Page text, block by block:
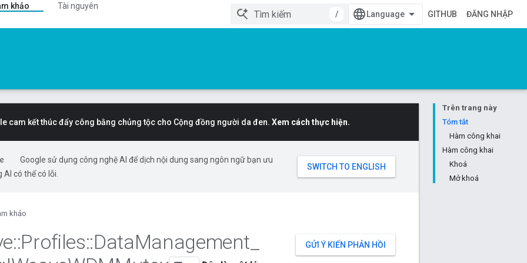
khảo
Tài nguyên
/
GITHUB ĐĂNG NHẬP
Trên trang này
Tóm tắt
Hàm công khai
Hàm công khai
Khoá
Mở khoá
cam kết thúc đẩy công bằng chủng tộc cho Cộng đồng người da đen. Xem cách thực hiện.
Google sử dụng công nghệ AI để dịch nội dung sang ngôn ngữ bạn ưu
có thể có lỗi.
khảo
GỬI Ý KIẾN PHẢN HỒI
::Profiles::DataManagement